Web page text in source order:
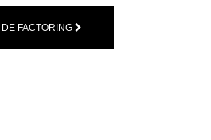
DE FACTORING